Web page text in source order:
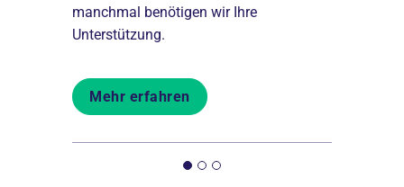
manchmal benötigen wir Ihre
Unterstützung.
Mehr erfahren